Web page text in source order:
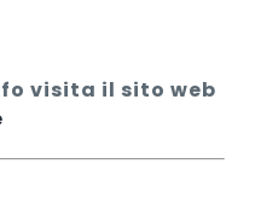
visita il sito web